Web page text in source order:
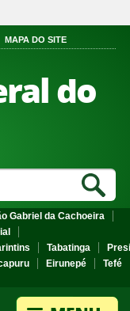
MAPA DO SITE
do
Gabriel da Cachoeira
Tabatinga
Eirunepé
Tefé